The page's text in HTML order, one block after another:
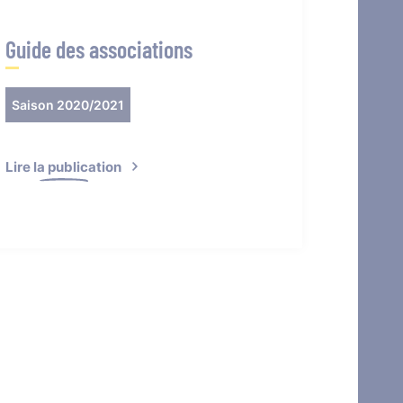
Guide des associations
Saison 2020/2021
Lire la publication